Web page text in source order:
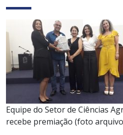
Equipe do Setor de Ciências
recebe premiação (foto